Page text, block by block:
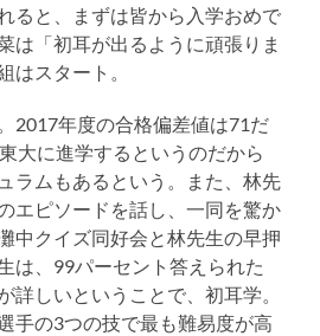
ると、まずは皆から入学おめで
は「初耳が出るように頑張りま
はスタート。
2017年度の合格偏差値は71だ
大に進学するというのだから
ラムもあるという。また、林先
エピソードを話し、一同を驚か
中クイズ同好会と林先生の早押
は、99パーセント答えられた
詳しいということで、初耳学。
手の3つの技で最も難易度が高